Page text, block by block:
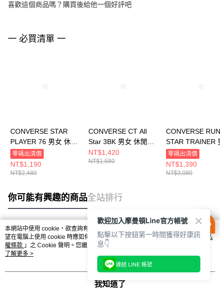
喜歡這個商品嗎？購買後給他一個好評吧
一 必買清單 一
CONVERSE STAR
PLAYER 76 男女 休閒
鞋 A12592C
零碼出清價
NT$1,190
NT$2,480
CONVERSE CT All
Star 3BK 男女 休閒鞋
M5039C
NT$1,420
NT$1,680
CONVERSE RUN
STAR TRAINER
休閒鞋 A11505C
零碼出清價
NT$1,390
NT$3,080
你可能有興趣的商品全站排行
熱門標籤
本網站中使用 cookie，欲查詢有關本網站使用 cookie 方式之詳情，及若您不希
望在電腦上使用 cookie 時應如何變更電腦的 cookie 設定，請參閱本網站「
隱私
權條款 」之 Cookie 聲明。您繼續使用本網站即表示您同意本公司得按本網站使
用條款之 Cookie 聲明使用 cookie。
了解更多 >
我知道了
歡迎加入摩曼頓Line官方帳號
點擊以下按鈕第一時間獲得好康訊
息👇
連結 LINE 帳號